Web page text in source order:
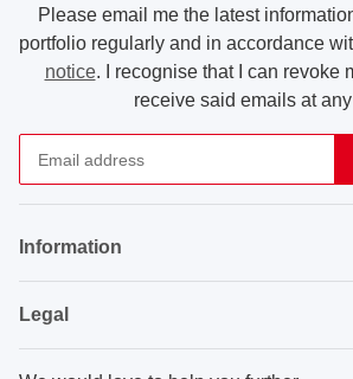
Please email me the latest
portfolio regularly and in accordance
notice. I recognise that I can revoke
receive said emails at
Information
Legal